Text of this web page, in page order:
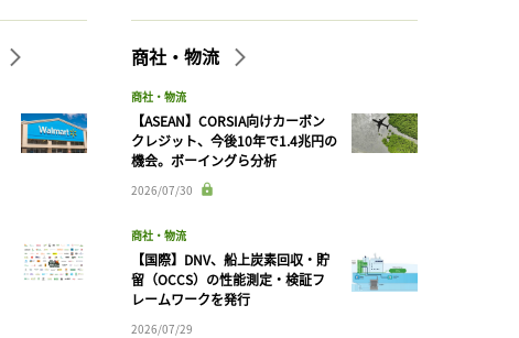
商社・物流
商社・物流
【ASEAN】CORSIA向けカーボン
クレジット、今後10年で1.4兆円の
機会。ボーイングら分析
2026/07/30
商社・物流
【国際】DNV、船上炭素回収・貯
留（OCCS）の性能測定・検証フ
レームワークを発行
2026/07/29